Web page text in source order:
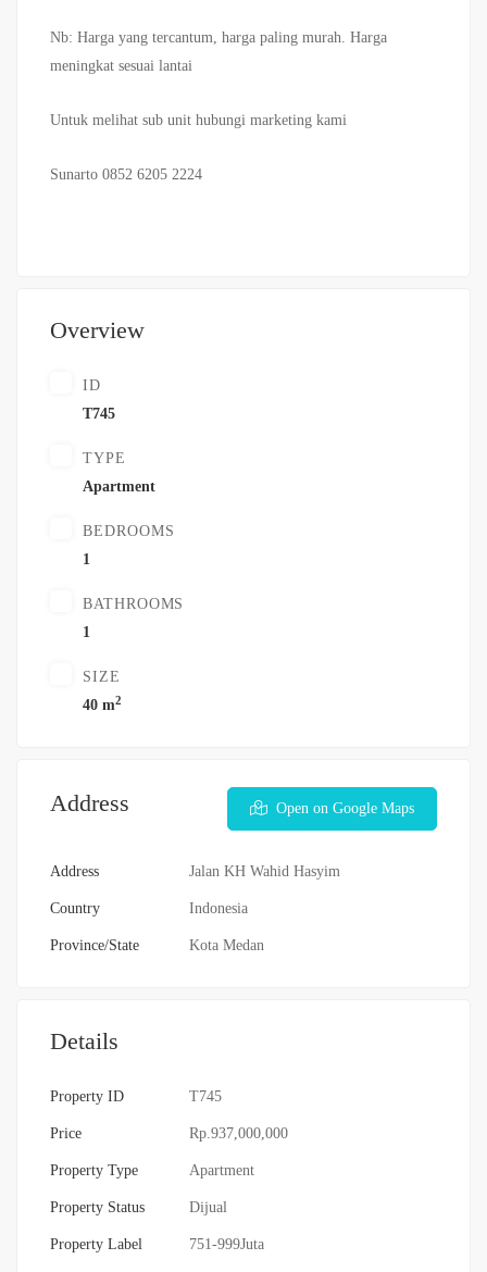
Nb: Harga yang tercantum, harga paling murah. Harga
meningkat sesuai lantai
Untuk melihat sub unit hubungi marketing kami
Sunarto 0852 6205 2224
Overview
ID
T745
TYPE
Apartment
BEDROOMS
1
BATHROOMS
1
SIZE
40 m2
Address Open on Google Maps
Address Jalan KH Wahid Hasyim
Country Indonesia
Province/State Kota Medan
Details
Property ID T745
Price Rp.937,000,000
Property Type Apartment
Property Status Dijual
Property Label 751-999Juta